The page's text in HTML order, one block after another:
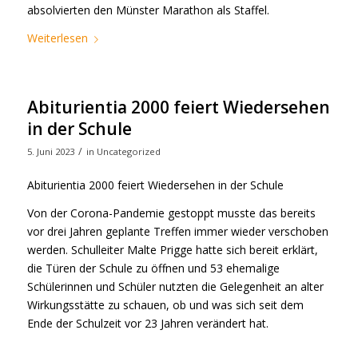
absolvierten den Münster Marathon als Staffel.
Weiterlesen
Abiturientia 2000 feiert Wiedersehen
in der Schule
5. Juni 2023 / in Uncategorized
Abiturientia 2000 feiert Wiedersehen in der Schule
Von der Corona-Pandemie gestoppt musste das bereits
vor drei Jahren geplante Treffen immer wieder verschoben
werden. Schulleiter Malte Prigge hatte sich bereit erklärt,
die Türen der Schule zu öffnen und 53 ehemalige
Schülerinnen und Schüler nutzten die Gelegenheit an alter
Wirkungsstätte zu schauen, ob und was sich seit dem
Ende der Schulzeit vor 23 Jahren verändert hat.